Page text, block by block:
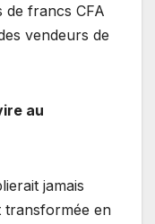
de francs CFA
vendeurs de
au
jamais
transformée en